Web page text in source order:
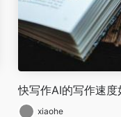
快写作AI的写作速
xiaohe